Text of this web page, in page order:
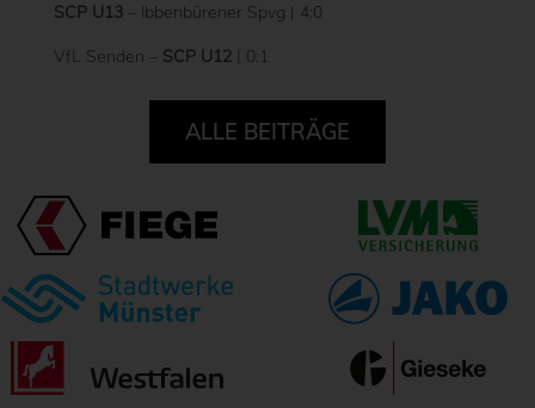
SCP U13– Ibbenbürener Spvg | 4:0
VfL Senden – SCP U12| 0:1
ALLE BEITRÄGE